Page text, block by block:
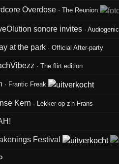
Overdose ·The Reunion
sonore invites ·Audiogenic
at the park ·Official After-party
·The flirt edition
· Frantic Freak
Kern · Lekker op z'n Frans
Festival